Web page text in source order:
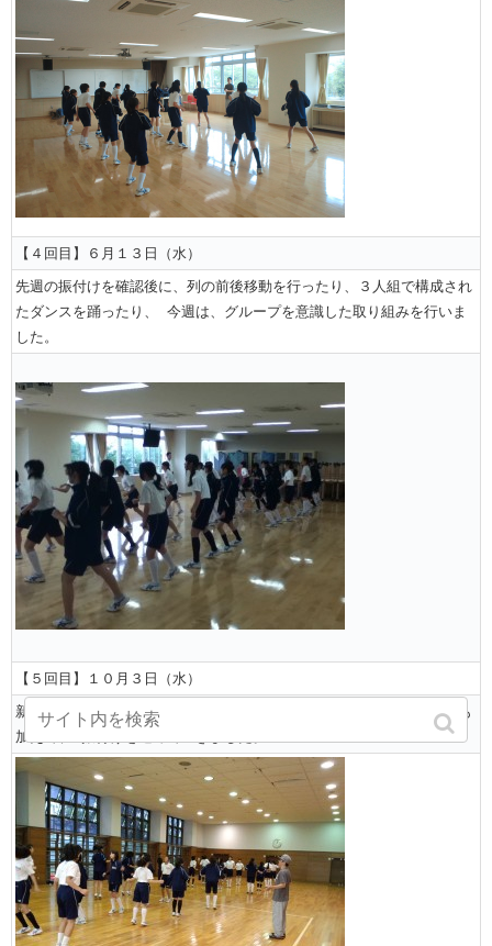
【４回目】６月１３日（水）
先週の振付けを確認後に、列の前後移動を行ったり、３人組で構成され
たダンスを踊ったり、 今週は、グループを意識した取り組みを行いま
した。
【５回目】１０月３日（水）
新しいステップの練習を行い、列毎に向きを変更するなどのアレンジも
加えて、 振付けを進めていきました。